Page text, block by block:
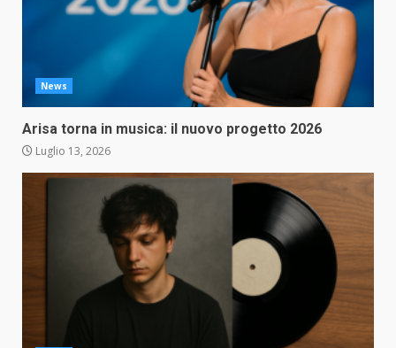
News
Arisa torna in musica: il nuovo progetto 2026
Luglio 13, 2026